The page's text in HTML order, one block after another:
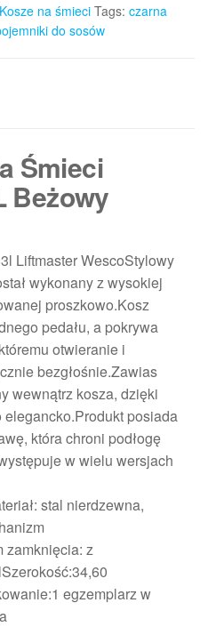
Kosze na śmieci Tags: czarna
do sosów
Śmieci
Beżowy
Liftmaster WescoStylowy
wykonany z wysokiej
proszkowo.Kosz
pedału, a pokrywa
otwieranie i
bezgłośnie.Zawias
wewnątrz kosza, dzięki
posiada
która chroni podłogę
w wielu wersjach
stal nierdzewna,
zamknięcia: z
egzemplarz w